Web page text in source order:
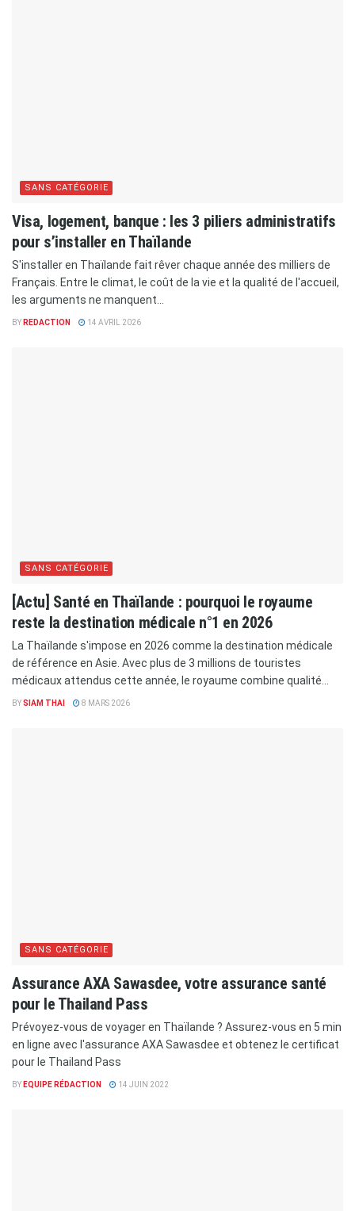
SANS CATÉGORIE
Visa, logement, banque : les 3 piliers administratifs
pour s’installer en Thaïlande
S'installer en Thaïlande fait rêver chaque année des milliers de
Français. Entre le climat, le coût de la vie et la qualité de l'accueil,
les arguments ne manquent...
BY REDACTION 14 AVRIL 2026
SANS CATÉGORIE
[Actu] Santé en Thaïlande : pourquoi le royaume
reste la destination médicale n°1 en 2026
La Thaïlande s'impose en 2026 comme la destination médicale
de référence en Asie. Avec plus de 3 millions de touristes
médicaux attendus cette année, le royaume combine qualité...
BYSIAM THAI 8 MARS 2026
SANS CATÉGORIE
Assurance AXA Sawasdee, votre assurance santé
pour le Thailand Pass
Prévoyez-vous de voyager en Thaïlande ? Assurez-vous en 5 min
en ligne avec l'assurance AXA Sawasdee et obtenez le certificat
pour le Thailand Pass
BY EQUIPE RÉDACTION 14 JUIN 2022